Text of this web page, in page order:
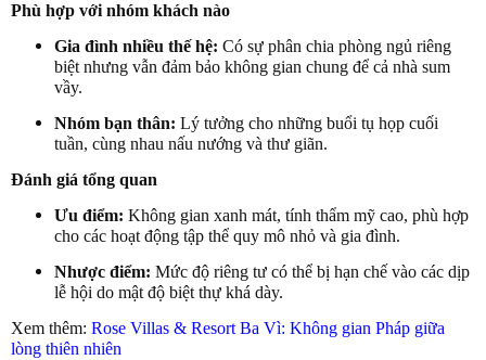
Phù hợp với nhóm khách nào
Gia đình nhiều thế hệ: Có sự phân chia phòng ngủ riêng
biệt nhưng vẫn đảm bảo không gian chung để cả nhà sum
vầy.
Nhóm bạn thân: Lý tưởng cho những buổi tụ họp cuối
tuần, cùng nhau nấu nướng và thư giãn.
Đánh giá tổng quan
Ưu điểm: Không gian xanh mát, tính thẩm mỹ cao, phù hợp
cho các hoạt động tập thể quy mô nhỏ và gia đình.
Nhược điểm: Mức độ riêng tư có thể bị hạn chế vào các dịp
lễ hội do mật độ biệt thự khá dày.
Xem thêm: Rose Villas & Resort Ba Vì: Không gian Pháp giữa
lòng thiên nhiên